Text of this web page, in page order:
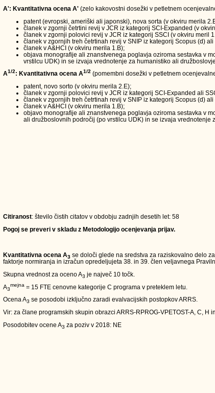
A': Kvantitativna ocena A' (zelo kakovostni dosežki v petletnem
patent (evropski, ameriški ali japonski), nova sorta (v okviru merila
članek v zgornji četrtini revij v JCR iz kategorij SCI-Expanded (v
članek v zgornji polovici revij v JCR iz kategorij SSCI (v okviru meril
članek v zgornjih treh četrtinah revij v SNIP iz kategorij Scopus (d)
članek v A&HCI (v okviru merila 1.B);
objava monografije ali znanstvenega poglavja oziroma sestavka v
vrstilcu UDK) in se izvaja vrednotenje za humanistiko ali
A1/2: Kvantitativna ocena A1/2 (pomembni dosežki v petletnem
patent, novo sorto (v okviru merila 2.E);
članek v zgornji polovici revij v JCR iz kategorij SCI-Expanded ali
članek v zgornjih treh četrtinah revij v SNIP iz kategorij Scopus (d)
članek v A&HCI (v okviru merila 1.B);
objavo monografije ali znanstvenega poglavja oziroma sestavka v
ali družboslovnih področij (po vrstilcu UDK) in se izvaja vrednotenje
Citiranost: število čistih citatov v obdobju zadnjih desetih let: 58
Pogoj se preveri v skladu z Metodologijo ocenjevanja prijav.
Kvantitativna ocena A3 se določi glede na sredstva za raziskovalno delo
faktorje normiranja in izračun opredeljujeta 38. in 39. člen veljavnega
Skupna vrednost za oceno A3 je največ 10 točk.
A3
mejna = 15 FTE cenovne kategorije C programa v preteklem letu.
Ocena A3 se posodobi izključno zaradi evalvacijskih postopkov ARRS.
Vir: za člane programskih skupin obrazci ARRS-RPROG-VPETOST-A, C,
Posodobitev ocene A3 za poziv v 2018: NE